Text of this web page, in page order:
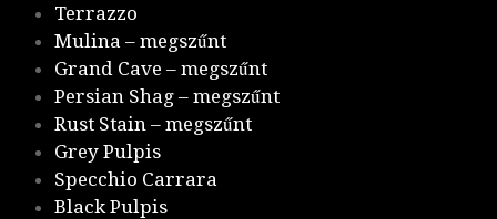
Terrazzo
Mulina – megszűnt
Grand Cave – megszűnt
Persian Shag – megszűnt
Rust Stain – megszűnt
Grey Pulpis
Specchio Carrara
Black Pulpis